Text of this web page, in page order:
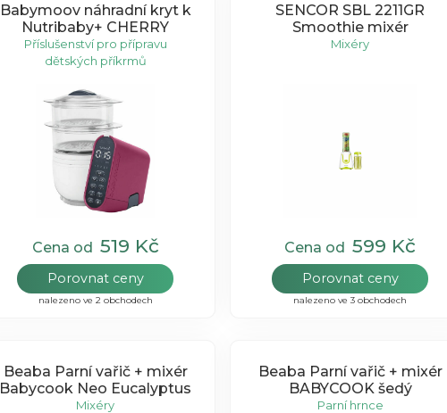
Babymoov náhradní kryt k
Nutribaby+ CHERRY
Příslušenství pro přípravu
dětských příkrmů
Cena od 519 Kč
Porovnat ceny
nalezeno ve 2 obchodech
SENCOR SBL 2211GR
Smoothie mixér
Mixéry
Cena od 599 Kč
Porovnat ceny
nalezeno ve 3 obchodech
Beaba Parní vařič + mixér
Babycook Neo Eucalyptus
Mixéry
Beaba Parní vařič + mixér
BABYCOOK šedý
Parní hrnce